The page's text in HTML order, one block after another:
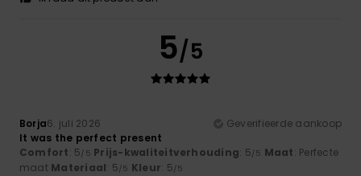
5/5
Borja6. juli 2026
Geverifieerde aankoop
It was the perfect present
Comfort: 5/5 Prijs-kwaliteitverhouding: 5/5 Maat: Perfecte
maat Materiaal: 5/5 Kleur: 5/5